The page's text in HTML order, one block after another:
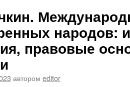
народов:
правовые
автором editor